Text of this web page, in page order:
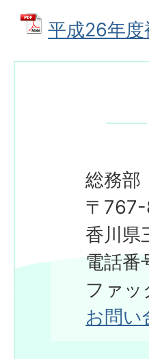
平成26年
総務
〒
香川県
電話
ファ
お問い